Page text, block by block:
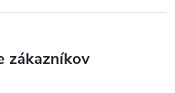
zákazníkov